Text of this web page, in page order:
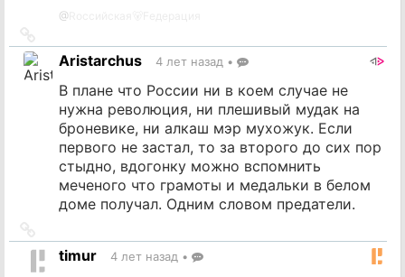
@
на
источник
Aristarchus 4 лет назад •
В плане что России ни в коем случае не
нужна революция, ни плешивый мудак на
броневике, ни алкаш мэр мухожук. Если
первого не застал, то за второго до сих пор
стыдно, вдогонку можно вспомнить
меченого что грамоты и медальки в белом
доме получал. Одним словом предатели.
на
источник
timur 4 лет назад •